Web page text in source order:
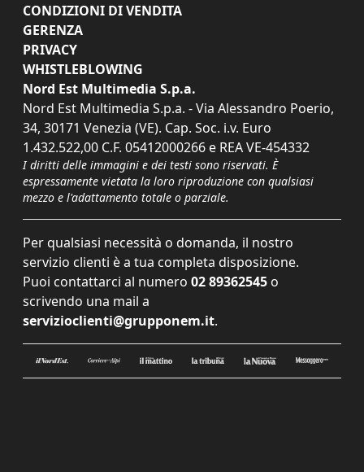
CONDIZIONI DI VENDITA
GERENZA
PRIVACY
WHISTLEBLOWING
Nord Est Multimedia S.p.a.
Nord Est Multimedia S.p.a. - Via Alessandro Poerio,
34, 30171 Venezia (VE). Cap. Soc. i.v. Euro
1.432.522,00 C.F. 05412000266 e REA VE-454332
I diritti delle immagini e dei testi sono riservati. È
espressamente vietata la loro riproduzione con qualsiasi
mezzo e l'adattamento totale o parziale.
Per qualsiasi necessità o domanda, il nostro
servizio clienti è a tua completa disposizione.
Puoi contattarci al numero 02 89362545 o
scrivendo una mail a
servizioclienti@grupponem.it.